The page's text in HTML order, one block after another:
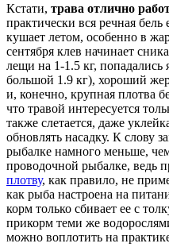
Кстати, трава отлично
практически вся речная
кушает летом, особенно в
сентября клев начинает
лещи на 1-1.5 кг, попадались
большой 1.9 кг), хороший
и, конечно, крупная плотва
что травой интересуется
также слетается, даже
обновлять насадку. К слову
рыбалке намного меньше,
проводочной рыбалке, ведь
плотву, как правило, не
как рыба настроена на
корм только сбивает ее с
прикорм теми же
можно воплотить на